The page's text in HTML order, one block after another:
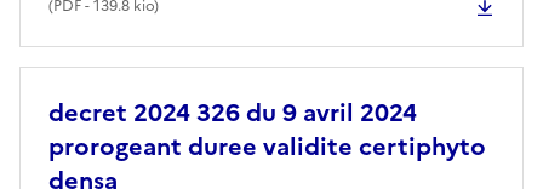
(PDF- 139.8 kio)
decret 2024 326 du 9 avril 2024
prorogeant duree validite certiphyto
densa